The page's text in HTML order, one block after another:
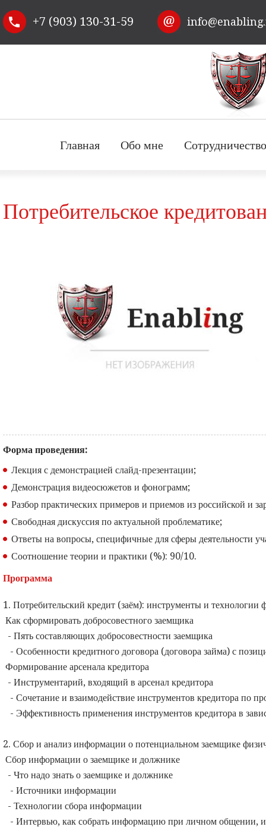
основному
+7 (903) 130-31-59
Главная Обо мне Сотрудничество
Потребительское
Форма проведения:
Лекция с демонстрацией слайд-презентации;
Демонстрация видеосюжетов и фонограмм;
Разбор практических примеров и приемов из российской и
Свободная дискуссия по актуальной проблематике;
Ответы на вопросы, специфичные для сферы деятельности
Соотношение теории и практики (%): 90/10.
Программа
1. Потребительский кредит (заём): инструменты и
Как сформировать добросовестного заемщика
- Пять составляющих добросовестности заемщика
- Особенности кредитного договора (договора займа) с
Формирование арсенала кредитора
- Инструментарий, входящий в арсенал кредитора
- Сочетание и взаимодействие инструментов кредитора по
- Эффективность применения инструментов кредитора в
2. Сбор и анализ информации о потенциальном заемщике
Сбор информации о заемщике и должнике
- Что надо знать о заемщике и должнике
- Источники информации
- Технологии сбора информации
- Интервью, как собрать информацию при личном общении, и